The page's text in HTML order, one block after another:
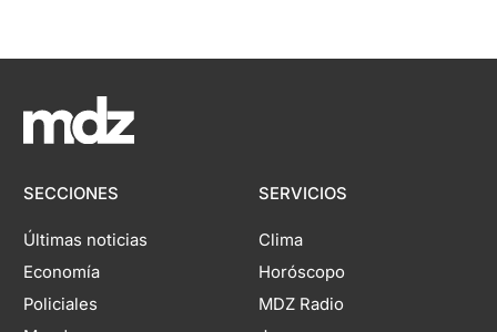
SECCIONES
Últimas noticias
Economía
Policiales
SERVICIOS
Clima
Horóscopo
MDZ Radio